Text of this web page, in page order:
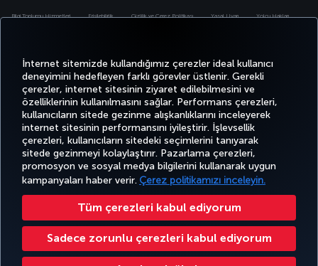
İnternet sitemizde kullandığımız çerezler ideal kullanıcı
deneyimini hedefleyen farklı görevler üstlenir. Gerekli
çerezler, internet sitesinin ziyaret edilebilmesini ve
özelliklerinin kullanılmasını sağlar. Performans çerezleri,
kullanıcıların sitede gezinme alışkanlıklarını inceleyerek
internet sitesinin performansını iyileştirir. İşlevsellik
çerezleri, kullanıcıların sitedeki seçimlerini tanıyarak
sitede gezinmeyi kolaylaştırır. Pazarlama çerezleri,
promosyon ve sosyal medya bilgilerini kullanarak uygun
kampanyaları haber verir. Çerez politikamızı inceleyin.
Tüm çerezleri kabul ediyorum
Sadece zorunlu çerezleri kabul ediyorum
Bilgi Toplumu Hizmetleri Erişilebilirlik Gizlilik ve Çerez Politikası Yasal Uyarı Yolcu Hakları
Türk Hava Yolları A.O. Her hakkı saklıdır. © 1996 - 2026